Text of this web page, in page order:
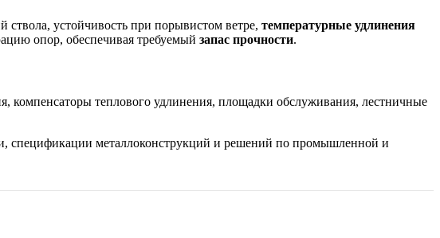
ствола, устойчивость при порывистом ветре, температурные удлинения
опор, обеспечивая требуемый запас прочности.
компенсаторы теплового удлинения, площадки обслуживания, лестничные
спецификации металлоконструкций и решений по промышленной и